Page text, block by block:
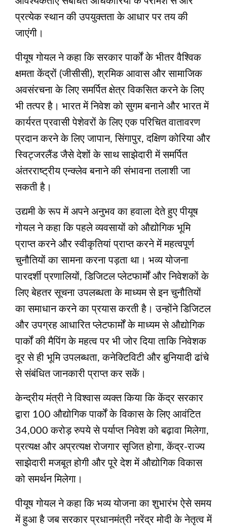
प्रत्येक स्थान की उपयुक्तता के आधार पर तय की
जाएंगी।
पीयूष गोयल ने कहा कि सरकार पार्कों के भीतर वैश्विक
क्षमता केंद्रों (जीसीसी), श्रमिक आवास और सामाजिक
अवसंरचना के लिए समर्पित क्षेत्र विकसित करने के लिए
भी तत्पर है। भारत में निवेश को सुगम बनाने और भारत में
कार्यरत प्रवासी पेशेवरों के लिए एक परिचित वातावरण
प्रदान करने के लिए जापान, सिंगापुर, दक्षिण कोरिया और
स्विट्जरलैंड जैसे देशों के साथ साझेदारी में समर्पित
अंतरराष्ट्रीय एन्क्लेव बनाने की संभावना तलाशी जा
सकती है।
उद्यमी के रूप में अपने अनुभव का हवाला देते हुए पीयूष
गोयल ने कहा कि पहले व्यवसायों को औद्योगिक भूमि
प्राप्त करने और स्वीकृतियां प्राप्त करने में महत्वपूर्ण
चुनौतियों का सामना करना पड़ता था। भव्य योजना
पारदर्शी प्रणालियों, डिजिटल प्लेटफार्मों और निवेशकों के
लिए बेहतर सूचना उपलब्धता के माध्यम से इन चुनौतियों
का समाधान करने का प्रयास करती है। उन्होंने डिजिटल
और उपग्रह आधारित प्लेटफार्मों के माध्यम से औद्योगिक
पार्कों की मैपिंग के महत्व पर भी जोर दिया ताकि निवेशक
दूर से ही भूमि उपलब्धता, कनेक्टिविटी और बुनियादी ढांचे
से संबंधित जानकारी प्राप्त कर सकें।
केन्‍द्रीय मंत्री ने विश्वास व्यक्त किया कि केंद्र सरकार
द्वारा 100 औद्योगिक पार्कों के विकास के लिए आवंटित
34,000 करोड़ रुपये से पर्याप्त निवेश को बढ़ावा मिलेगा,
प्रत्यक्ष और अप्रत्यक्ष रोजगार सृजित होगा, केंद्र-राज्य
साझेदारी मजबूत होगी और पूरे देश में औद्योगिक विकास
को समर्थन मिलेगा।
पीयूष गोयल ने कहा कि भव्य योजना का शुभारंभ ऐसे समय
में हुआ है जब सरकार प्रधानमंत्री नरेंद्र मोदी के नेतृत्व में